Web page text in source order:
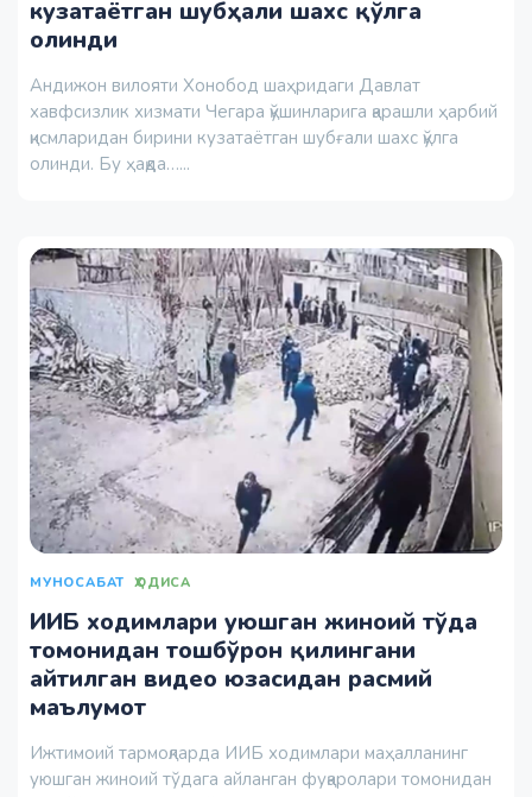
кузатаётган шубҳали шахс қўлга
олинди
Андижон вилояти Хонобод шаҳридаги Давлат
хавфсизлик хизмати Чегара қўшинларига қарашли ҳарбий
қисмларидан бирини кузатаётган шубғали шахс қўлга
олинди. Бу ҳақда…...
МУНОСАБАТ ҲОДИСА
ИИБ ходимлари уюшган жиноий тўда
томонидан тошбўрон қилингани
айтилган видео юзасидан расмий
маълумот
Ижтимоий тармоқларда ИИБ ходимлари маҳалланинг
уюшган жиноий тўдага айланган фуқаролари томонидан